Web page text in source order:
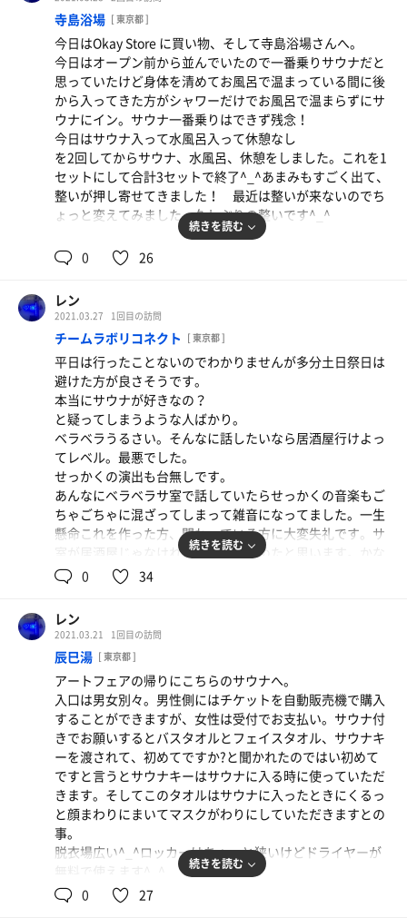
外気浴はないので洗い場の椅子に座ってました。
上がってから相方と合流して飲み物を買って庭を眺めがら
一休み^_^
整いはなかったけど気持ちよかったです^_^
香りを堪能できました。
しかし、ストーブの石にかけるわけじゃないのでなかなか
蒸気が持続しないため、香りもすぐにとんでしまうような
気がします。
私は花子さんの熱波を受ける前に塩サウナで温めていたせ
いか、最後まで入ってることができずに途中で水を浴びた
後、再度インしました^_^
花子さんTシャツと短パンを着ているからかもしれません
があれだけしゃべってから更に仰げるなんて凄すぎます
つきそう^_^
そのうち熱波師の資格をとりたいです^_^
打たせ湯、打たせ水があり、水風呂広いです^_^打たせ水
は水圧が強くて椅子に座らずに目を瞑って立って浴びると
滝で禊をしているような感覚になりました。
露天風呂には炭酸泉があり、整いベッド、整い椅子があり
ます。
サ飯を食べていたら斜め向かいに花子さんがいてお客さん
も一緒にご飯を食べていました^_^その途中に井上さんが
登場。みんなで一緒に写真を撮っていてアットホームで
ほっとする。そんな場所いいですね^_^
また行きます^_^
寺島浴場 [ 東京都 ]
今日はOkay Store に買い物、そして寺島浴場さんへ。
今日はオープン前から並んでいたので一番乗りサウナだと
思っていたけど身体を清めてお風呂で温まっている間に後
から入ってきた方がシャワーだけでお風呂で温まらずにサ
ウナにイン。サウナ一番乗りはできず残念！
今日はサウナ入って水風呂入って休憩なし
を2回してからサウナ、水風呂、休憩をしました。これを1
セットにして合計3セットで終了^_^あまみもすごく出て、
整いが押し寄せてきました！ 最近は整いが来ないのでち
ょっと変えてみました。久しぶりの整いです^_^
今日はユーカリの香りでした^_^
番頭の方にいつもユーカリに当たるよね^_^
と言われ、確かにそうかも！
他にはどんな香りがあるんですか？と聞いたところ、5種
類ぐらいあるんだとか^_^
白樺は最近仕入れたんだそうです^_^
今度は白樺に当たりたいです！
今日も気持ちよかったです^_^
帰りにOkay で買い物しました。
Okay は安くて品物がいいです。
一番のおすすめは冷凍のアサイーです。
コストコでは千円以上するそうですがOkayでは611円で
す。しかもコロナ菌を抑制する効果があるそうです。しか
も効果はそれだけじゃありません。眼精疲労、視力回復、
や他にもいろいろと効果があるそうです。
合う合わないはあるとは思いますが、以前、私がアサイー
を勧めた人から視力が劇的に良くなったと感謝されまし
母にも勧めていたので聞いたところ、そういえば、目の調
子がいいと言ってました。
母はまだ老眼じゃないですが最近スマホを見ているからか
たまにおかしくなっていたが最近それはないのはアサイー
のおかげかもしれない。とのことでした。
続きを読む
0 26
レン
2021.03.27 1回目の訪問
チームラボリコネクト [ 東京都 ]
平日は行ったことないのでわかりませんが多分土日祭日は
避けた方が良さそうです。
本当にサウナが好きなの？
と疑ってしまうような人ばかり。
ベラベラうるさい。そんなに話したいなら居酒屋行けよっ
てレベル。最悪でした。
せっかくの演出も台無しです。
あんなにベラベラサ室で話していたらせっかくの音楽もご
ちゃごちゃに混ざってしまって雑音になってました。一生
懸命これを作った方、関わっている方に大変失礼です。サ
室が居酒屋じゃなければもっと楽しめたと思います。かな
り残念…静かだったら気持ちよくなれそう^_^とってもよ
く考えられてました。
アートは3箇所ありましたが私は個人的に水が出ている所
が一番良かったです。
ロウリュはジュニパーと白樺の香りを堪能できました。ロ
ウリュの時間はスタッフの方が入ってくるのでその一瞬の
時間は静かになり、その時間が至福の時間てした^_^
続きを読む
0 34
レン
2021.03.21 1回目の訪問
辰巳湯 [ 東京都 ]
アートフェアの帰りにこちらのサウナへ。
入口は男女別々。男性側にはチケットを自動販売機で購入
することができますが、女性は受付でお支払い。サウナ付
きでお願いするとバスタオルとフェイスタオル、サウナキ
ーを渡されて、初めてですか?と聞かれたのではい初めて
ですと言うとサウナキーはサウナに入る時に使っていただ
きます。そしてこのタオルはサウナに入ったときにくるっ
と顔まわりにまいてマスクがわりにしていただきますとの
事。
脱衣場広い^_^ロッカーはちょっと狭いけどドライヤーが
浴場へ。シャワーは自由に動かせるのがやり易くて嬉しい
続きを読む
0 27